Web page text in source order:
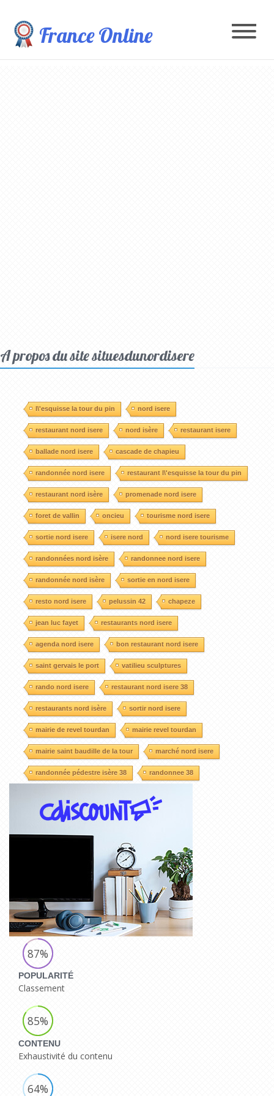
France Online
A propos du site situesdunordisere
l\'esquisse la tour du pin nord isere
restaurant nord isere nord isère restaurant isere
ballade nord isere cascade de chapieu
randonnée nord isere restaurant l\'esquisse la tour du pin
restaurant nord isère promenade nord isere
foret de vallin oncieu tourisme nord isere
sortie nord isere isere nord nord isere tourisme
randonnées nord isère randonnee nord isere
randonnée nord isère sortie en nord isere
resto nord isere pelussin 42 chapeze
jean luc fayet restaurants nord isere
agenda nord isere bon restaurant nord isere
saint gervais le port vatilieu sculptures
rando nord isere restaurant nord isere 38
restaurants nord isère sortir nord isere
mairie de revel tourdan mairie revel tourdan
mairie saint baudille de la tour marché nord isere
randonnée pédestre isère 38 randonnee 38
87%
POPULARITÉ
Classement
85%
CONTENU
Exhaustivité du contenu
64%